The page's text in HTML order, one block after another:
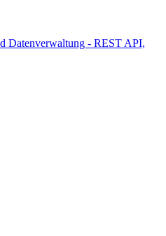
Datenverwaltung - REST API,